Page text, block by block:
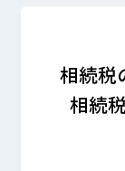
相続税
相続